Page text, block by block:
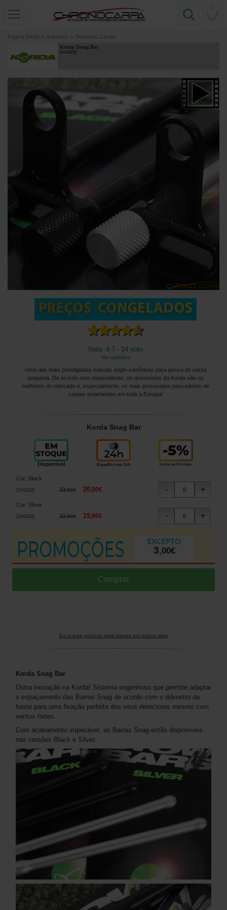
Página inicial » Suportes » Suportes Canas
Korda Snag Bar
m11151]
Nota: 4.7 - 14 voto
Ver opiniões
Uma das mais prestigiadas marcas anglo-saxônicas para pesca de carpa
pequena. De acordo com especialistas, os acessórios da Korda são os
melhores do mercado e, especialmente, os mais procurados pescadores de
carpas experientes em toda a Europa!
Korda Snag Bar
Cor: Black
204162] 23,90€ 20,90€
Cor: Silver
204163 ] 22,90€ 19,90€
3,00€
Eu vi este produto mais barato em outros sites
Korda Snag Bar
Outra inovação na Korda! Sistema engenhoso que permite adaptar
o espaçamento das Barras Snag de acordo com o diâmetro da
haste para uma fixação perfeita dos seus detectores mesmo com
ventos fortes.
Com acabamento impecável, as Barras Snag estão disponíveis
nas versões Black e Silver.